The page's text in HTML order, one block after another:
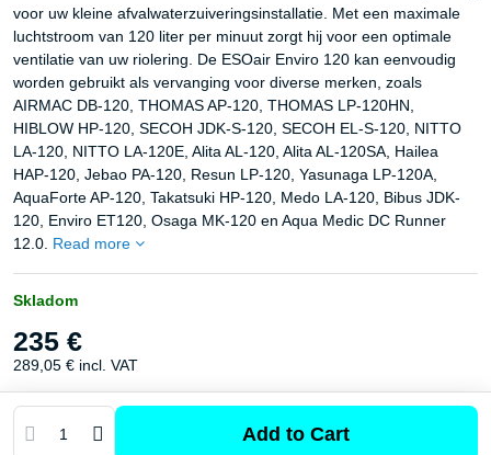
voor uw kleine afvalwaterzuiveringsinstallatie. Met een maximale
luchtstroom van 120 liter per minuut zorgt hij voor een optimale
ventilatie van uw riolering. De ESOair Enviro 120 kan eenvoudig
worden gebruikt als vervanging voor diverse merken, zoals
AIRMAC DB-120, THOMAS AP-120, THOMAS LP-120HN,
HIBLOW HP-120, SECOH JDK-S-120, SECOH EL-S-120, NITTO
LA-120, NITTO LA-120E, Alita AL-120, Alita AL-120SA, Hailea
HAP-120, Jebao PA-120, Resun LP-120, Yasunaga LP-120A,
AquaForte AP-120, Takatsuki HP-120, Medo LA-120, Bibus JDK-
120, Enviro ET120, Osaga MK-120 en Aqua Medic DC Runner
12.0. Read more
Skladom
235 €
289,05 € incl. VAT
Add to Cart